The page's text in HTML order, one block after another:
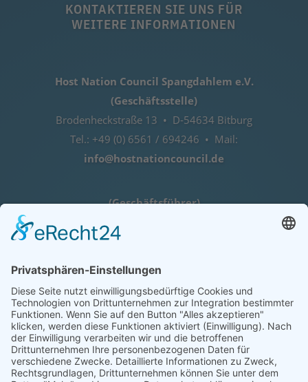
KONTAKTIEREN SIE UNS FÜR
WEITERE INFORMATIONEN
Host Nation Council Spangdahlem e.V.
(Geschäftsstelle)
Brodenheckstraße 13 • D-54634 Bitburg
Tel.: +49 (0) 6561 / 694246 • Mail:
info@hostnationcouncil.de
(Geschäftsführer)
Lothar Herres • D-54516 Binsfeld
Tel.: +49 (0) 172 / 6842635
Öffnungszeiten
nach telefonischer Vereinbarung